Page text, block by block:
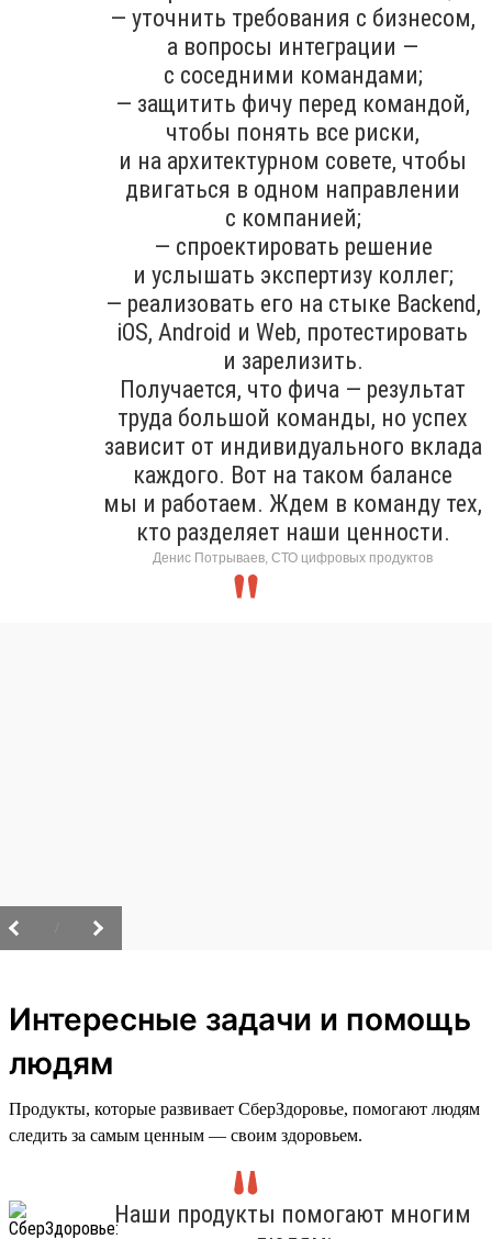
— уточнить требования с бизнесом,
а вопросы интеграции —
с соседними командами;
— защитить фичу перед командой,
чтобы понять все риски,
и на архитектурном совете, чтобы
двигаться в одном направлении
с компанией;
— спроектировать решение
и услышать экспертизу коллег;
— реализовать его на стыке Backend,
iOS, Android и Web, протестировать
и зарелизить.
Получается, что фича — результат
труда большой команды, но успех
зависит от индивидуального вклада
каждого. Вот на таком балансе
мы и работаем. Ждем в команду тех,
кто разделяет наши ценности.
Денис Потрываев, СТО цифровых продуктов
Интересные задачи и помощь
людям
Продукты, которые развивает СберЗдоровье, помогают людям
следить за самым ценным — своим здоровьем.
Наши продукты помогают многим